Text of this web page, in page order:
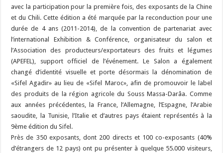
avec la participation pour la première fois, des exposants de la Chine
et du Chili. Cette édition a été marquée par la reconduction pour une
durée de 4 ans (2011-2014), de la convention de partenariat avec
l’international Exhibition & Conférence, organisateur du salon et
l’Association des producteurs/exportateurs des fruits et légumes
(APEFEL), support officiel de l’événement. Le Salon a également
changé d’identité visuelle et porte désormais la dénomination de
«Sifel Agadir» au lieu de «Sifel Maroc», afin de promouvoir le label
des produits de la région agricole du Souss Massa-Darâa. Comme
aux années précédentes, la France, l’Allemagne, l’Espagne, l’Arabie
saoudite, la Tunisie, l’Italie et d’autres pays étaient représentés à la
9ème édition du Sifel.
Près de 350 exposants, dont 200 directs et 100 co-exposants (40%
d’étrangers de 12 pays) ont pu présenter à quelque 55.000 visiteurs,